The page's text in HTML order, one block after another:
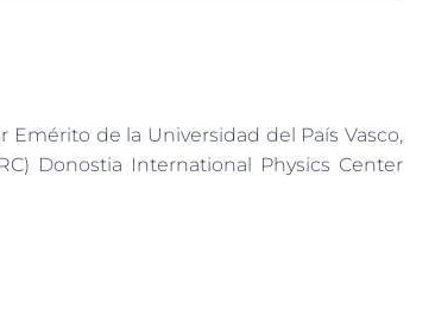
Emérito de la Universidad del País Vasco,
Donostia International Physics Center